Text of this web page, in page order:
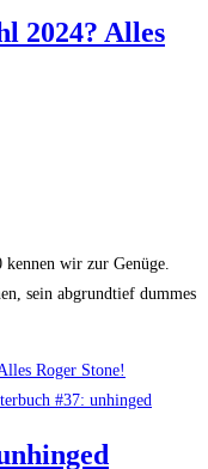
2024? Alles
wir zur Genüge.
sein abgrundtief dummes
Roger Stone!